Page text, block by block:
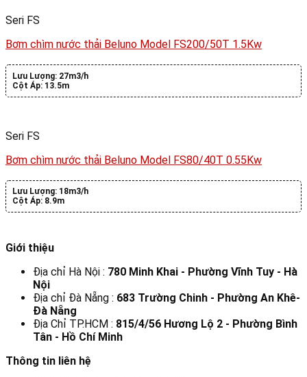
Seri FS
Bơm chìm nước thải Beluno Model FS200/50T 1.5Kw
Lưu Lượng: 27m3/h
Cột Áp: 13.5m
Seri FS
Bơm chìm nước thải Beluno Model FS80/40T 0.55Kw
Lưu Lượng: 18m3/h
Cột Áp: 8.9m
Giới thiệu
Địa chỉ Hà Nội : 780 Minh Khai - Phường Vĩnh Tuy - Hà
Nội
Địa chỉ Đà Nẵng : 683 Trường Chinh - Phường An Khê-
Đà Nẵng
Địa Chỉ TP.HCM : 815/4/56 Hương Lộ 2 - Phường Bình
Tân - Hồ Chí Minh
Thông tin liên hệ